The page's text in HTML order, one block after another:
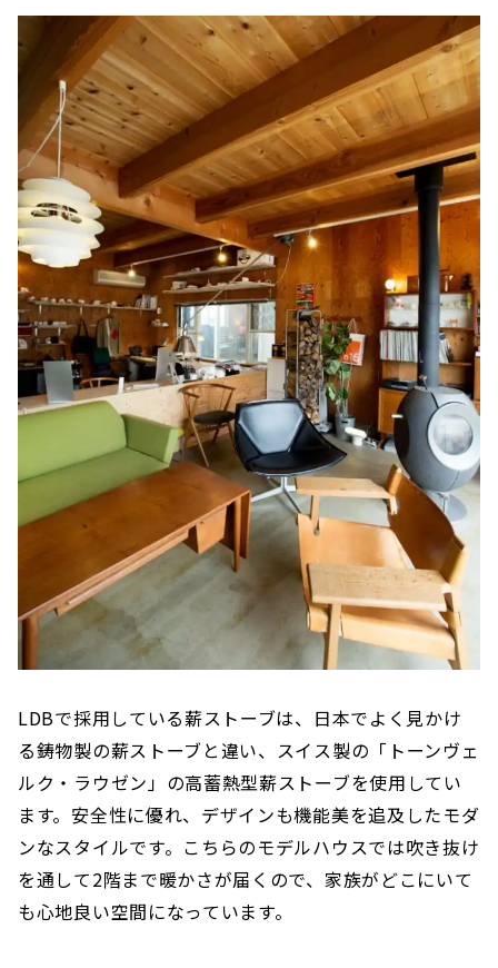
LDBで採用している薪ストーブは、日本でよく見かけ
る鋳物製の薪ストーブと違い、スイス製の「トーンヴェ
ルク・ラウゼン」の高蓄熱型薪ストーブを使用してい
ます。安全性に優れ、デザインも機能美を追及したモダ
ンなスタイルです。こちらのモデルハウスでは吹き抜け
を通して2階まで暖かさが届くので、家族がどこにいて
も心地良い空間になっています。